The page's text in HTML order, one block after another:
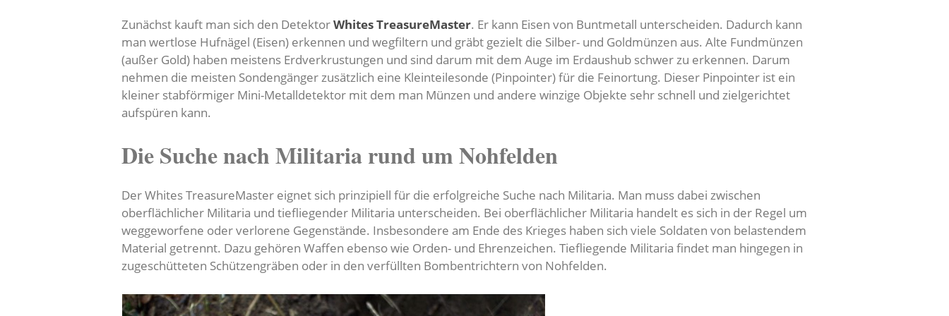
Zunächst kauft man sich den DetektorWhites TreasureMaster. Er kann Eisen von Buntmetall unterscheiden. Dadurch kann
man wertlose Hufnägel (Eisen) erkennen und wegfiltern und gräbt gezielt die Silber- und Goldmünzen aus. Alte Fundmünzen
(außer Gold) haben meistens Erdverkrustungen und sind darum mit dem Auge im Erdaushub schwer zu erkennen. Darum
nehmen die meisten Sondengänger zusätzlich eine Kleinteilesonde (Pinpointer) für die Feinortung. Dieser Pinpointer ist ein
kleiner stabförmiger Mini-Metalldetektor mit dem man Münzen und andere winzige Objekte sehr schnell und zielgerichtet
aufspüren kann.
Die Suche nach Militaria rund um Nohfelden
Der Whites TreasureMaster eignet sich prinzipiell für die erfolgreiche Suche nach Militaria. Man muss dabei zwischen
oberflächlicher Militaria und tiefliegender Militaria unterscheiden. Bei oberflächlicher Militaria handelt es sich in der Regel um
weggeworfene oder verlorene Gegenstände. Insbesondere am Ende des Krieges haben sich viele Soldaten von belastendem
Material getrennt. Dazu gehören Waffen ebenso wie Orden- und Ehrenzeichen. Tiefliegende Militaria findet man hingegen in
zugeschütteten Schützengräben oder in den verfüllten Bombentrichtern von Nohfelden.